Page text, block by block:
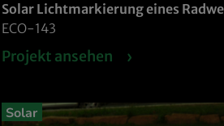
Solar Lichtmarkierung eines
ECO-143
Projekt ansehen
Solar